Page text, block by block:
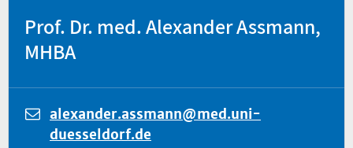
Prof. Dr. med. Alexander Assmann,
MHBA
alexander.assmann@med.uni-
duesseldorf.de